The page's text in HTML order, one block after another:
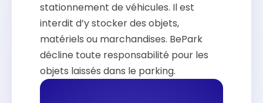
stationnement de véhicules. Il est
interdit d’y stocker des objets,
matériels ou marchandises. BePark
décline toute responsabilité pour les
objets laissés dans le parking.